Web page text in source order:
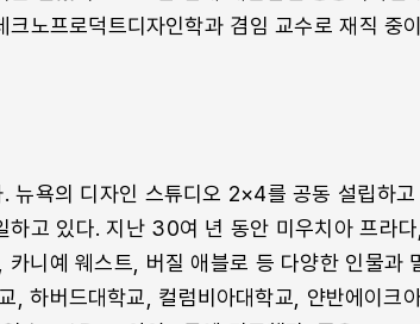
크노프로덕트디자인학과 겸임 교수로 재직 중
뉴욕의 디자인 스튜디오 2×4를 공동 설립하고
하고 있다. 지난 30여 년 동안 미우치아 프라
니예 웨스트, 버질 애블로 등 다양한 인물과
, 하버드대학교, 컬럼비아대학교, 얀반에이크